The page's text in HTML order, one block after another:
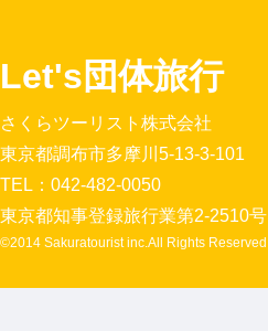
Let's団体旅行
さくらツーリスト株式会社
東京都調布市多摩川5-13-3-101
TEL：042-482-0050
東京都知事登録旅行業第2-2510号
©2014 Sakuratourist inc.All Rights Reserved